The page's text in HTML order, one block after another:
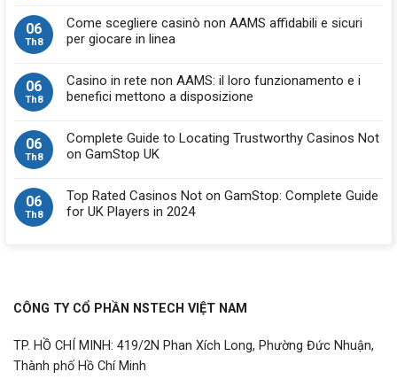
06
Th8
Come scegliere casinò non AAMS affidabili e sicuri
per giocare in linea
06
Th8
Casino in rete non AAMS: il loro funzionamento e i
benefici mettono a disposizione
06
Th8
Complete Guide to Locating Trustworthy Casinos Not
on GamStop UK
06
Th8
Top Rated Casinos Not on GamStop: Complete Guide
for UK Players in 2024
CÔNG TY CỔ PHẦN NSTECH VIỆT NAM
TP. HỒ CHÍ MINH: 419/2N Phan Xích Long, Phường Đức Nhuận,
Thành phố Hồ Chí Minh